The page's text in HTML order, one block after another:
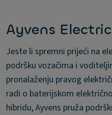
Ayvens Electric
Jeste li spremni prijeći na
podršku vozačima i
pronalaženju pravog
radi o baterijskom
hibridu, Ayvens pruža